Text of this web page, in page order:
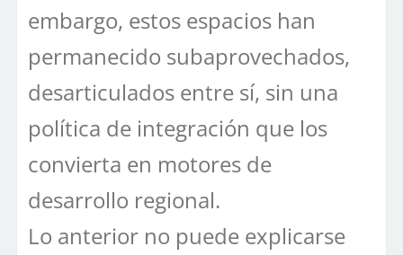
embargo, estos espacios han
permanecido subaprovechados,
desarticulados entre sí, sin una
política de integración que los
convierta en motores de
desarrollo regional.
Lo anterior no puede explicarse